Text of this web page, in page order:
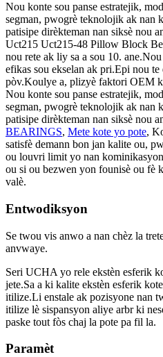
Nou konte sou panse estratejik,
segman, pwogrè teknolojik ak nan
patisipe dirèkteman nan siksè nou
Uct215 Uct215-48 Pillow Block
nou rete ak liy sa a sou 10.
efikas sou ekselan ak pri.Epi nou
pòv.Koulye a, plizyè faktori OEM
Nou konte sou panse estratejik,
segman, pwogrè teknolojik ak nan
patisipe dirèkteman nan siksè nou
BEARINGS, Mete kote yo pote,
satisfè demann bon jan kalite ou,
ou louvri limit yo nan
ou si ou bezwen yon founisè ou fè
valè.
Entwodiksyon
Se twou vis anwo a nan chèz la
anvwaye.
Seri UCHA yo rele ekstèn esferik
jete.Sa a ki kalite ekstèn esferik
itilize.Li enstale ak pozisyone nan
itilize lè sispansyon aliye arbr ki
paske tout fòs chaj la pote pa fil la.
Paramèt